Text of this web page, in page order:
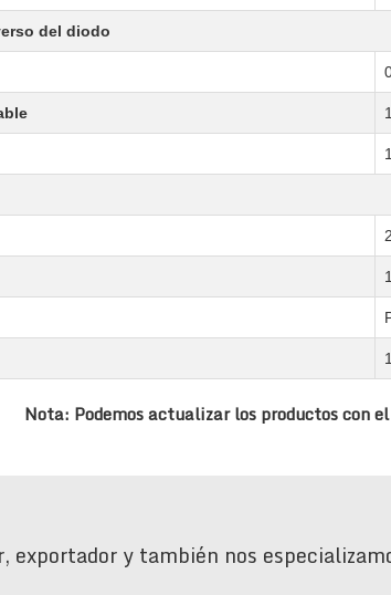
del diodo
Nota: Podemos actualizar los productos con
exportador y también nos